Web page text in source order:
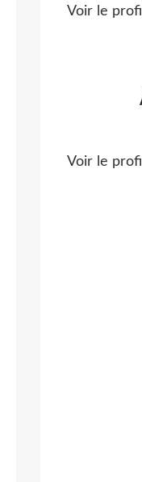
Voir le
Voir le